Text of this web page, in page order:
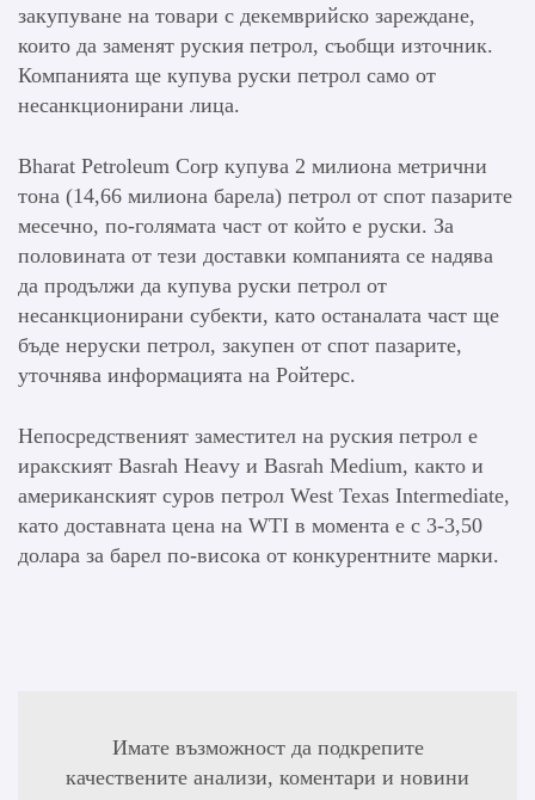
закупуване на товари с декемврийско зареждане,
които да заменят руския петрол, съобщи източник.
Компанията ще купува руски петрол само от
несанкционирани лица.
Bharat Petroleum Corp купува 2 милиона метрични
тона (14,66 милиона барела) петрол от спот пазарите
месечно, по-голямата част от който е руски. За
половината от тези доставки компанията се надява
да продължи да купува руски петрол от
несанкционирани субекти, като останалата част ще
бъде неруски петрол, закупен от спот пазарите,
уточнява информацията на Ройтерс.
Непосредственият заместител на руския петрол е
иракският Basrah Heavy и Basrah Medium, както и
американският суров петрол West Texas Intermediate,
като доставната цена на WTI в момента е с 3-3,50
долара за барел по-висока от конкурентните марки.
Имате възможност да подкрепите
качествените анализи, коментари и новини